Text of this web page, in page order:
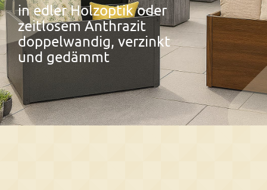
in edler Holzoptik oder
zeitlosem Anthrazit
doppelwandig, verzinkt
und gedämmt